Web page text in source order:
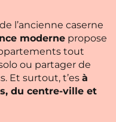
l’ancienne caserne
moderne propose
tout
ou partager de
Et surtout, t’es à
du centre-ville et